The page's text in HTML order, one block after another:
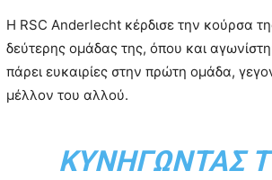
Η RSC Anderlecht κέρδισε την κούρσα
δεύτερης ομάδας της, όπου και
πάρει ευκαιρίες στην πρώτη ομάδα,
μέλλον του αλλού.
ΚΥΝΗΓΏΝΤΑΣ